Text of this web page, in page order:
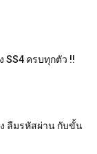
SS4 ครบทุกตัว !!
ลืมรหัสผ่าน กับขั้น